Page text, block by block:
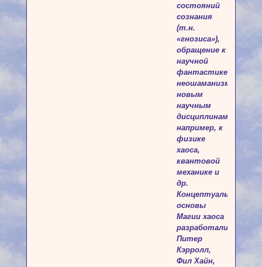
состояний
сознания
(т.н.
«гнозиса»),
обращение к
научной
фантастике,
неошаманизму,
новым
научным
дисциплинам,
например, к
физике
хаоса,
квантовой
механике и
др.
Концептуальные
основы
Магии хаоса
разработали
Питер
Кэрролл,
Фил Хайн,